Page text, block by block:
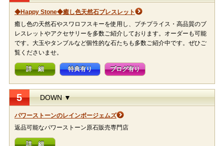
◆Happy Stone◆癒し色天然石ブレスレット
癒し色の天然石やスワロフスキーを使用し、プチプライス・高品質のブ
レスレットやアクセサリーを多数ご紹介しております。オーダーも可能
です。大玉やタンブルなど個性的な石たちも多数ご紹介中です。ぜひご
覧くださいませ。
詳 細 特典有り ブログ有り
5 DOWN ▼
パワーストーンのレインボージェムズ
返品可能なパワーストーン原石販売専門店
詳 細